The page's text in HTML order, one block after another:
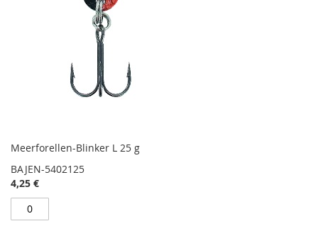
Meerforellen-Blinker L 25 g
BAJEN-5402125
4,25 €